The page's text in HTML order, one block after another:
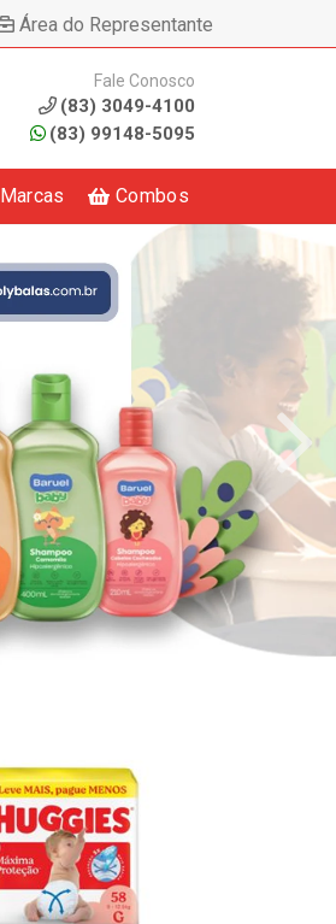
Área do Representante
Fale Conosco
(83) 3049-4100
(83) 99148-5095
Marcas Combos